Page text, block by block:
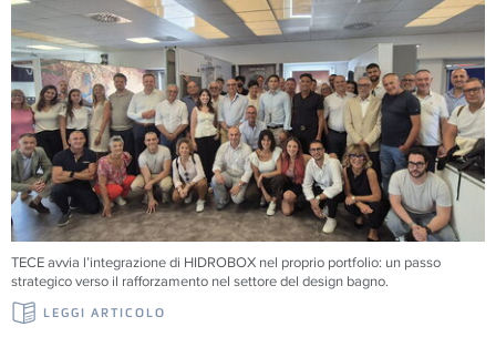
TECEavvia l’integrazione di HIDROBOX nel proprio portfolio: un passo
strategico verso il rafforzamento nel settore del design bagno.
LEGGI ARTICOLO